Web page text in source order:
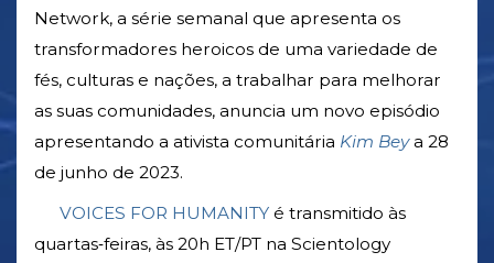
Network, a série semanal que apresenta os
transformadores heroicos de uma variedade de
fés, culturas e nações, a trabalhar para melhorar
as suas comunidades, anuncia um novo episódio
apresentando a ativista comunitária Kim Beya 28
de junho de 2023.
VOICES FOR HUMANITY é transmitido às
quartas‑feiras, às 20h ET/PT na Scientology